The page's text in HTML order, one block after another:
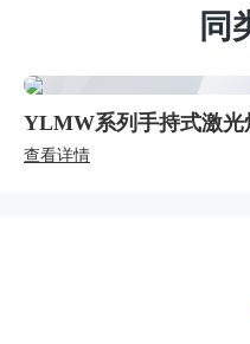
同
YLMW系列手持式激光
查看详情